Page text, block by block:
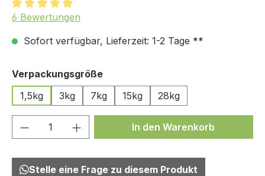
Durchschnittliche Bewertung von 5 von 5 Sternen
6 Bewertungen
Sofort verfügbar, Lieferzeit: 1-2 Tage **
Verpackungsgrößeauswählen
1,5kg
3kg 7kg 15kg 28kg
Produkt Anzahl: Gib denIn den Warenkorb
Stelle eine Frage zu diesem Produkt